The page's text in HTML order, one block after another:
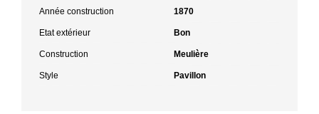
Année construction 1870
Etat extérieur Bon
Construction Meulière
Style Pavillon